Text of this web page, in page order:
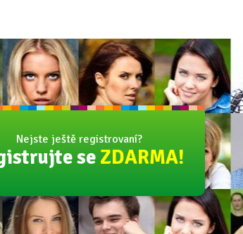
Nejste ještě registrovaní?
se ZDARMA!